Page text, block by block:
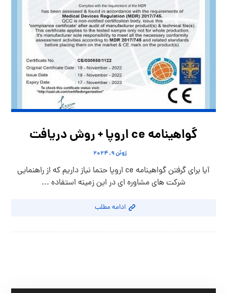
گواهینامه ce اروپا + روش دریافت
ژوئن ۹, ۲۰۲۴
آیا برای گرفتن گواهینامه ce اروپا حتما نیاز داریم که از راهنمایی
شرکت های مشاوره ای در این زمینه استفاده ...
ادامه مطلب